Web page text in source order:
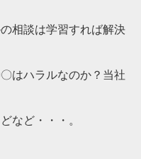
相談は学習すれば解決
はハラルなのか？当社
など・・・。